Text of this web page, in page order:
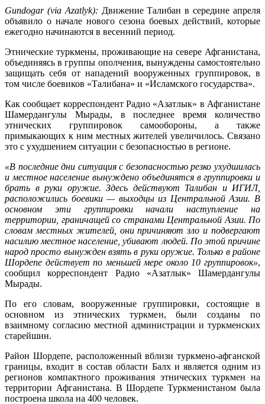
Gundogar (via Azatlyk): Движение Талибан в середине апреля
объявило о начале нового сезона боевых действий, которые
ежегодно начинаются в весенний период.
Этнические туркмены, проживающие на севере Афганистана,
объединяясь в группы ополчения, вынуждены самостоятельно
защищать себя от нападений вооруженных группировок, в
том числе боевиков «Талибана» и «Исламского государства».
Как сообщает корреспондент Радио «Азатлык» в Афганистане
Шамердангулы Мырады, в последнее время количество
этнических группировок самообороны, а также
примыкающих к ним местных жителей увеличилось. Связано
это с ухудшением ситуации с безопасностью в регионе.
«В последние дни ситуация с безопасностью резко ухудшилась
и местное население вынуждено объединятся в группировки и
брать в руки оружие. Здесь действуют Талибан и ИГИЛ,
расположились боевики — выходцы из Центральной Азии. В
основном эти группировки начали наступление на
территории, граничащей со странами Центральной Азии. По
словам местных жителей, они причиняют зло и подвергают
насилию местное население, убивают людей. По этой причине
народ просто вынужден взять в руки оружие. Только в районе
Шордепе действует по меньшей мере около 10 группировок»,
сообщил корреспондент Радио «Азатлык» Шамердангулы
Мырады.
По его словам, вооруженные группировки, состоящие в
основном из этнических туркмен, были созданы по
взаимному согласию местной администрации и туркменских
старейшин.
Район Шордепе, расположенный вблизи туркмено-афганской
границы, входит в состав области Балх и является одним из
регионов компактного проживания этнических туркмен на
территории Афганистана. В Шордепе Туркменистаном была
построена школа на 400 человек.